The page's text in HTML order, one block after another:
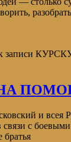
записи
и всея
с
братья